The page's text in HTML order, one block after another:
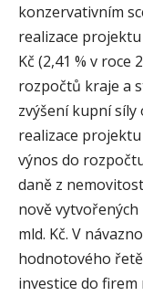
konzervativním
realizace
Kč (2,41 % v roce
rozpočtů kraje a
zvýšení kupní síly
realizace
výnos do
daně z
nově
mld. Kč. V
hodnotového
investice do firem